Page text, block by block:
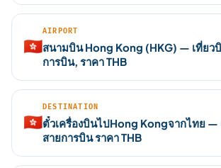
🇭🇰
AIRPORT
สนามบิน Hong Kong (HKG) — เที่ยว
การบิน, ราคา THB
🇭🇰
DESTINATION
ตั๋วเครื่องบินไปHong Kongจากไทย —
สายการบิน ราคา THB